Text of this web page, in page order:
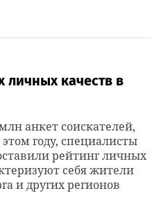
личных качеств в
анкет соискателей,
году, специалисты
рейтинг личных
себя жители
и других регионов